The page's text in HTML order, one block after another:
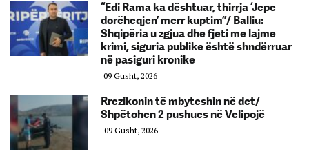
“Edi Rama ka dështuar, thirrja ‘Jepe
dorëheqjen’ merr kuptim”/ Balliu:
Shqipëria u zgjua dhe fjeti me lajme
krimi, siguria publike është shndërruar
në pasiguri kronike
09 Gusht, 2026
Rrezikonin të mbyteshin në det/
Shpëtohen 2 pushues në Velipojë
09 Gusht, 2026